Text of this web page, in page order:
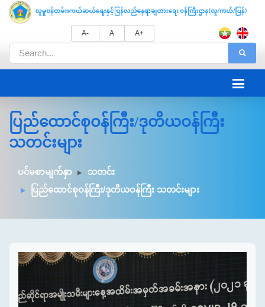
A- A A+
ပြည်ထောင်စုဝန်ကြီး/ဒုတိယဝန်ကြီး
သတင်းများ
ပင်မစာမျက်နှာ
သတင်း
ပြည်ထောင်စုဝန်ကြီး/ဒုတိယဝန်ကြီး သတင်းများ